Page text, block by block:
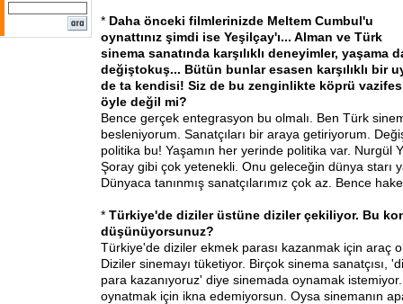
* Daha önceki filmlerinizde Meltem Cumbul'u
oynattınız şimdi ise Yeşilçay'ı... Alman ve Türk
sinema sanatında karşılıklı deneyimler, yaşama
değiştokuş... Bütün bunlar esasen karşılıklı bir
de ta kendisi! Siz de bu zenginlikte köprü
öyle değil mi?
Bence gerçek entegrasyon bu olmalı. Ben Türk
besleniyorum. Sanatçıları bir araya getiriyorum.
politika bu! Yaşamın her yerinde politika var. Nurgül
Şoray gibi çok yetenekli. Onu geleceğin dünya starı
Dünyaca tanınmış sanatçılarımız çok az. Bence
* Türkiye'de diziler üstüne diziler çekiliyor. Bu
düşünüyorsunuz?
Türkiye'de diziler ekmek parası kazanmak için araç
Diziler sinemayı tüketiyor. Birçok sinema sanatçısı,
para kazanıyoruz' diye sinemada oynamak
oynatmak için ikna edemiyorsun. Oysa sinemanın